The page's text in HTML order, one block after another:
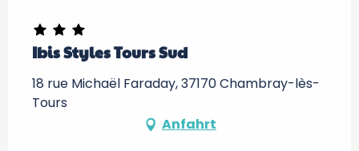
Ibis Styles Tours Sud
18 rue Michaël Faraday, 37170 Chambray-lès-
Tours
Anfahrt